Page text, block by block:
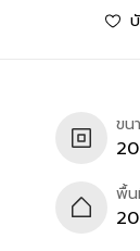
ขน
พื้น